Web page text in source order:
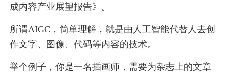
成内容产业展望报告》。
所谓AIGC，简单理解，就是由人工智能代替人去创
作文字、图像、代码等内容的技术。
举个例子，你是一名插画师，需要为杂志上的文章